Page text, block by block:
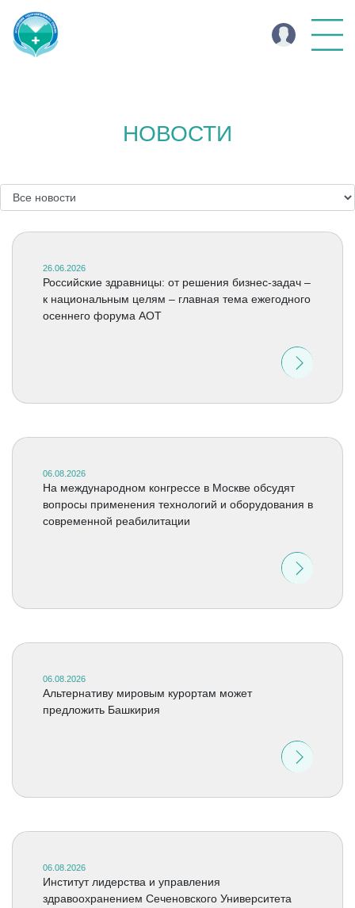
НОВОСТИ
26.06.2026
Российские здравницы: от решения бизнес-задач –
к национальным целям – главная тема ежегодного
осеннего форума АОТ
06.08.2026
На международном конгрессе в Москве обсудят
вопросы применения технологий и оборудования в
современной реабилитации
06.08.2026
Альтернативу мировым курортам может
предложить Башкирия
06.08.2026
Институт лидерства и управления
здравоохранением Сеченовского Университета